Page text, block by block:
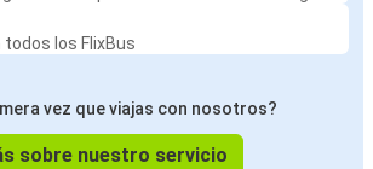
todos los FlixBus
vez que viajas con nosotros?
sobre nuestro servicio